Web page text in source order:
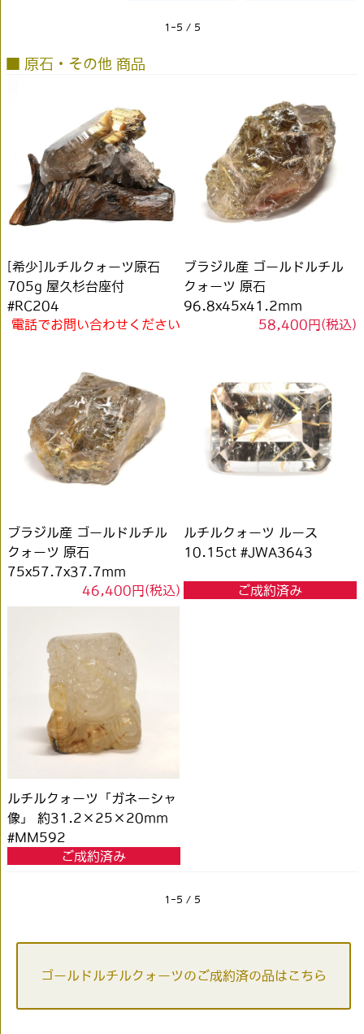
1-5 / 5
■ 原石・その他 商品
[希少]ルチルクォーツ原石
705g 屋久杉台座付
#RC204
電話でお問い合わせください
ブラジル産 ゴールドルチル
クォーツ 原石
96.8x45x41.2mm
58,400円(税込)
ブラジル産 ゴールドルチル
クォーツ 原石
75x57.7x37.7mm
46,400円(税込)
ルチルクォーツ ルース
10.15ct #JWA3643
ご成約済み
ルチルクォーツ「ガネーシャ
像」 約31.2×25×20mm
#MM592
ご成約済み
1-5 / 5
ゴールドルチルクォーツのご成約済の品はこちら